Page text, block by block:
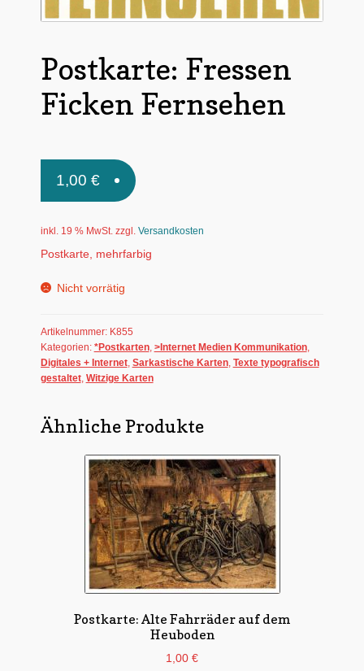
*Postkarten
Schnäppchen
Dies + Das
Individuelle Motive
Gummiertes Papier
Postkarte: Fressen
Ficken Fernsehen
1,00 €
inkl. 19 % MwSt. zzgl. Versandkosten
Postkarte, mehrfarbig
Nicht vorrätig
Artikelnummer: K855
Kategorien: *Postkarten, >Internet Medien Kommunikation,
Digitales + Internet, Sarkastische Karten, Texte typografisch
gestaltet, Witzige Karten
Ähnliche Produkte
Postkarte: Alte Fahrräder auf dem
Heuboden
1,00 €